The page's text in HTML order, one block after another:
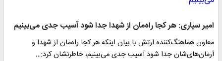
امیر سیاری: هر کجا راه‌مان از شهدا جدا شود آسیب جدی می‌بینیم
معاون هماهنگ‌کننده ارتش با بیان اینکه هر کجا راه‌مان از شهدا و
آرمان‌های‌شان جدا شود آسیب جدی می‌بینیم، خاطرنشان کرد:…